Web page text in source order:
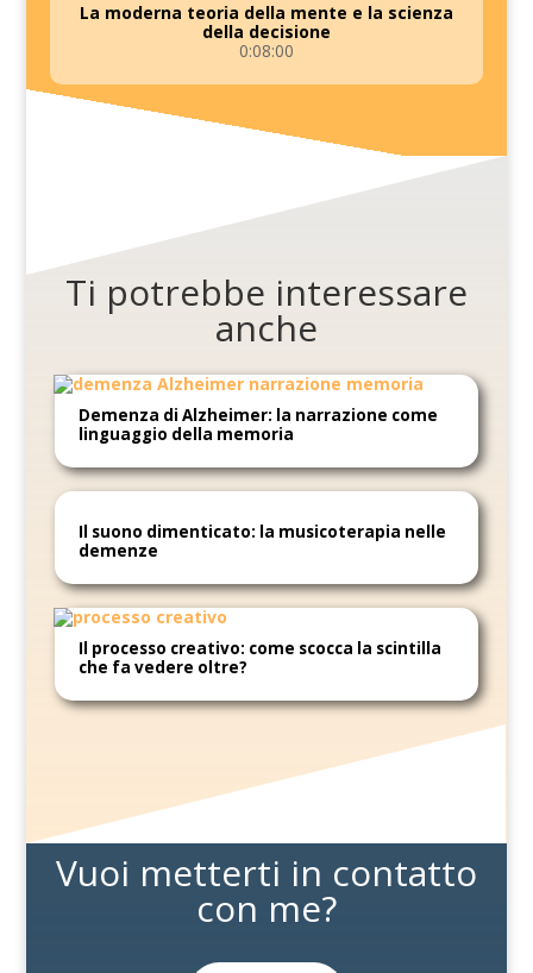
La moderna teoria della mente e la scienza
della decisione
0:08:00
Ti potrebbe interessare
anche
Demenza di Alzheimer: la narrazione come
linguaggio della memoria
Il suono dimenticato: la musicoterapia nelle
demenze
Il processo creativo: come scocca la scintilla
che fa vedere oltre?
Vuoi metterti in contatto
con me?